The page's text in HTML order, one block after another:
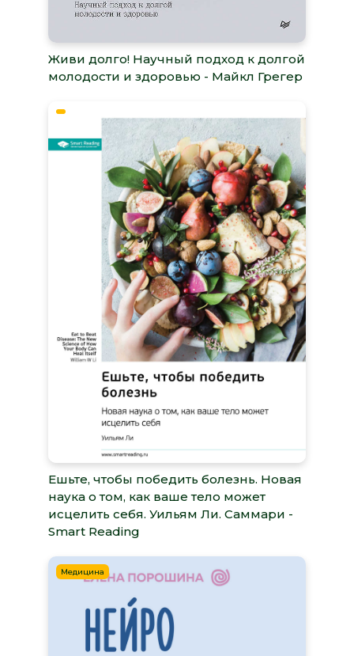
Живи долго! Научный подход к долгой
молодости и здоровью - Майкл Грегер
Ешьте, чтобы победить болезнь. Новая
наука о том, как ваше тело может
исцелить себя. Уильям Ли. Саммари -
Smart Reading
Медицина